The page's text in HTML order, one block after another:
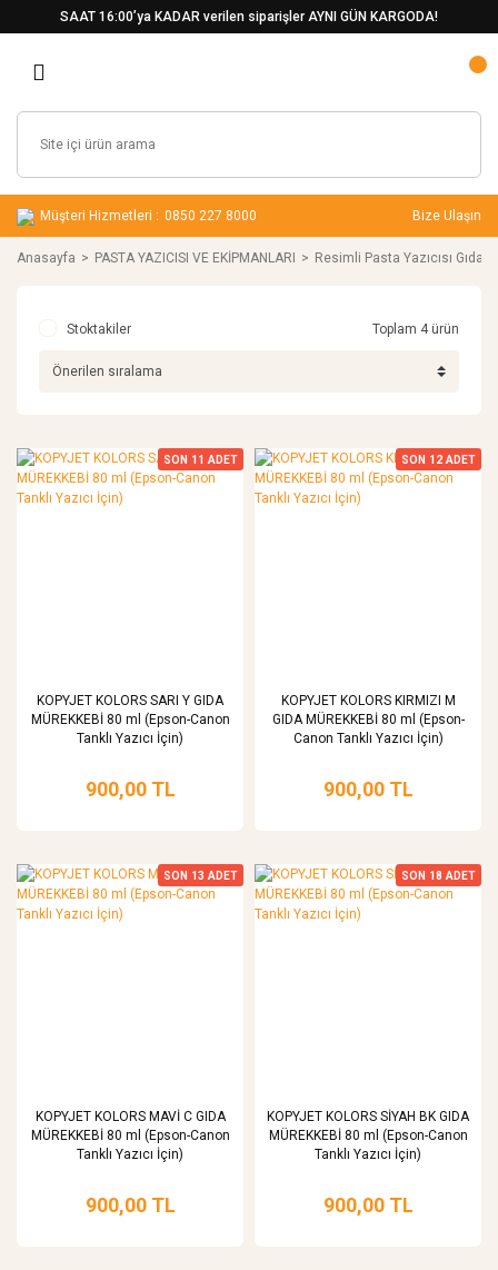
SAAT 16:00’ya KADAR verilen siparişler AYNI GÜN KARGODA!
Müşteri Hizmetleri : 0850 227 8000 Bize Ulaşın
Anasayfa PASTA YAZICISI VE EKİPMANLARI Resimli Pasta Yazıcısı Gıda
Stoktakiler Toplam 4 ürün
SON 11 ADET
KOPYJET KOLORS SARI Y GIDA
MÜREKKEBİ 80 ml (Epson-Canon
Tanklı Yazıcı İçin)
900,00 TL
SON 12 ADET
KOPYJET KOLORS KIRMIZI M
GIDA MÜREKKEBİ 80 ml (Epson-
Canon Tanklı Yazıcı İçin)
900,00 TL
SON 13 ADET
KOPYJET KOLORS MAVİ C GIDA
MÜREKKEBİ 80 ml (Epson-Canon
Tanklı Yazıcı İçin)
900,00 TL
SON 18 ADET
KOPYJET KOLORS SİYAH BK GIDA
MÜREKKEBİ 80 ml (Epson-Canon
Tanklı Yazıcı İçin)
900,00 TL